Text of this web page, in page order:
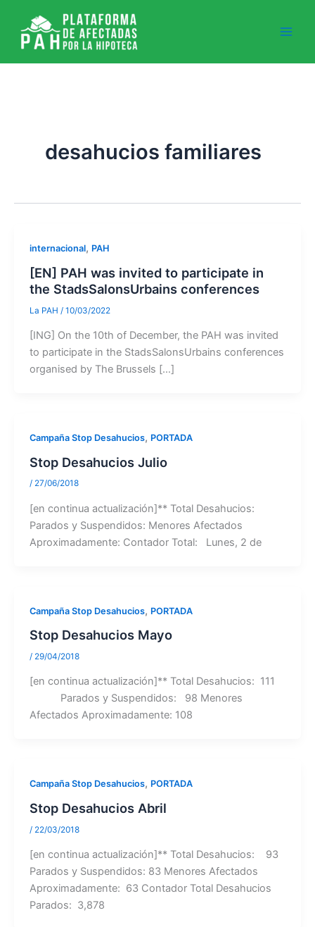
contenido
desahucios familiares
internacional, PAH
[EN] PAH was invited to participate in
the StadsSalonsUrbains conferences
La PAH / 10/03/2022
[ING] On the 10th of December, the PAH was invited
to participate in the StadsSalonsUrbains conferences
organised by The Brussels […]
Campaña Stop Desahucios, PORTADA
Stop Desahucios Julio
/ 27/06/2018
[en continua actualización]** Total Desahucios:
Parados y Suspendidos: Menores Afectados
Aproximadamente: Contador Total: Lunes, 2 de
Campaña Stop Desahucios, PORTADA
Stop Desahucios Mayo
/ 29/04/2018
[en continua actualización]** Total Desahucios: 111
Parados y Suspendidos: 98 Menores
Afectados Aproximadamente: 108
Campaña Stop Desahucios, PORTADA
Stop Desahucios Abril
/ 22/03/2018
[en continua actualización]** Total Desahucios: 93
Parados y Suspendidos: 83 Menores Afectados
Aproximadamente: 63 Contador Total Desahucios
Parados: 3,878